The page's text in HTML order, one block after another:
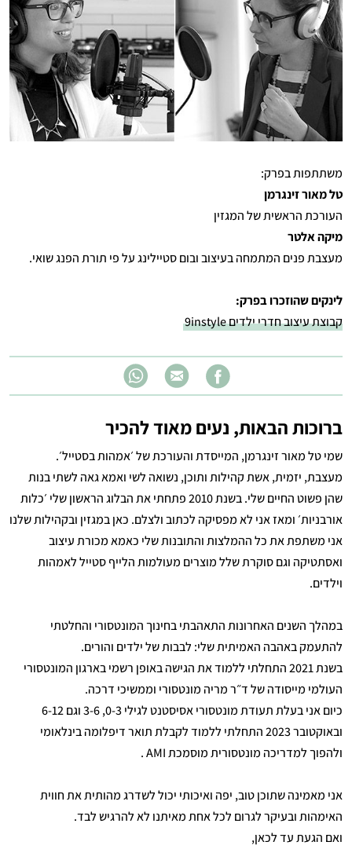
משתתפות בפרק:
טל מאור זינגרמן
העורכת הראשית של המגזין
מיקה אלטר
מעצבת פנים המתמחה בעיצוב ובום סטיילינג על פי תורת הפנג שואי.
לינקים שהוזכרו בפרק:
קבוצת עיצוב חדרי ילדים 9instyle
ברוכות הבאות, נעים מאוד להכיר
שמי טל מאור זינגרמן, המייסדת והעורכת של ׳אמהות בסטייל׳.
מעצבת, יזמית, אשת קהילות ותוכן, נשואה לשי ואמא גאה לשתי בנות
שהן פשוט החיים שלי. בשנת 2010 פתחתי את הבלוג הראשון שלי ׳כלות
אורבניות׳ ומאז אני לא מפסיקה לכתוב ולצלם. כאן במגזין ובקהילות שלנו
אני משתפת את כל ההמלצות והתובנות שלי כאמא מכורת עיצוב
ואסתטיקה וגם סוקרת שלל מוצרים מעולמות הלייף סטייל לאמהות
וילדים.
במהלך השנים האחרונות התאהבתי בחינוך המונטסורי והחלטתי
להתעמק באהבה האמיתית שלי: לבבות של ילדים והורים.
בשנת 2021 התחלתי ללמוד את הגישה באופן רשמי בארגון המונטסורי
העולמי מייסודה של ד״ר מריה מונטסורי וממשיכי דרכה.
כיום אני בעלת תעודת מונטסורי אסיסטנט לגילי 0-3, 3-6 וגם 6-12
ובאוקטובר 2023 התחלתי ללמוד לקבלת תואר דיפלומה בינלאומי
ולהפוך למדריכה מונטסורית מוסמכת AMI .
אני מאמינה שתוכן טוב, יפה ואיכותי יכול לשדרג מהותית את חווית
האימהות ובעיקר לגרום לכל אחת מאיתנו לא להרגיש לבד.
ואם הגעת עד לכאן,